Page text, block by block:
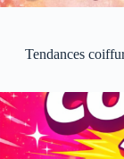
Tendances